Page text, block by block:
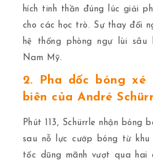
hích tinh thần đúng lúc giải
cho các học trò. Sự thay đổi
hệ thống phòng ngự lùi
Nam Mỹ.
2. Pha dốc bóng xé
biên của André
Phút 113, Schürrle nhận bóng
sau nỗ lực cướp bóng từ
tốc dũng mãnh vượt qua hai